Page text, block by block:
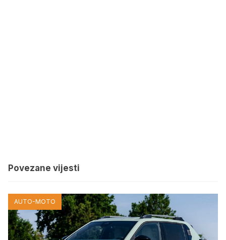
Povezane vijesti
AUTO-MOTO